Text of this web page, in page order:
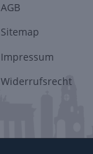
AGB
Sitemap
Impressum
Widerrufsrecht